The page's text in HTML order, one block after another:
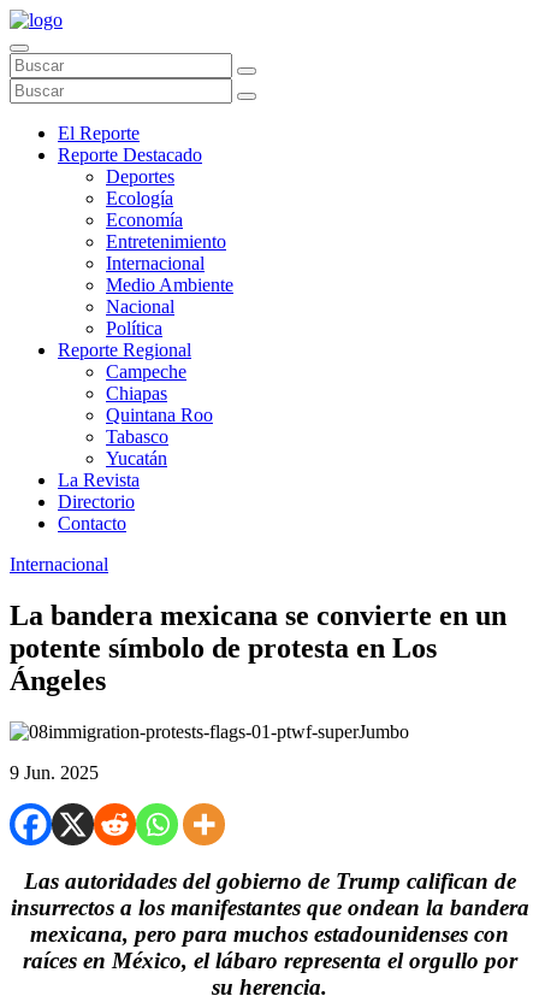
El Reporte
Reporte Destacado
Deportes
Ecología
Economía
Entretenimiento
Internacional
Medio Ambiente
Nacional
Política
Reporte Regional
Campeche
Chiapas
Quintana Roo
Tabasco
Yucatán
La Revista
Directorio
Contacto
Internacional
La bandera mexicana se convierte en un
potente símbolo de protesta en Los
Ángeles
9 Jun. 2025
Las autoridades del gobierno de Trump califican de
insurrectos a los manifestantes que ondean la bandera
mexicana, pero para muchos estadounidenses con
raíces en México, el lábaro representa el orgullo por
su herencia.